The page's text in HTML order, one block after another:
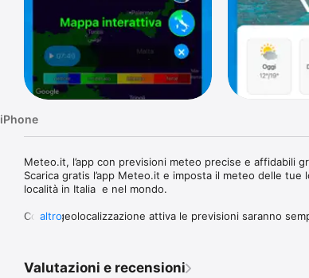
iPhone
Meteo.it, l’app con previsioni meteo precise e affidabili
Scarica gratis l’app Meteo.it e imposta il meteo delle
località in Italia  e nel mondo.
Con la geolocalizzazione attiva le previsioni saranno
precipitazioni, vento, umidità, pressione, stato del mare,
altro
Valutazioni e recensioni